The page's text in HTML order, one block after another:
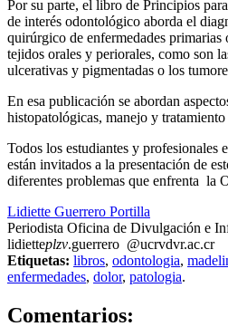
Por su parte, el libro de Principios
de interés odontológico aborda el
quirúrgico de enfermedades primarias
tejidos orales y periorales, como son
ulcerativas y pigmentadas o los
En esa publicación se abordan
histopatológicas, manejo y tratamiento
Todos los estudiantes y profesionales
están invitados a la presentación de
diferentes problemas que enfrenta la
Lidiette Guerrero Portilla
Periodista Oficina de Divulgación e
lidietteplzv.guerrero @ucrvdvr.ac.cr
Etiquetas: libros, odontologia,
enfermedades, dolor, patologia.
Comentarios: